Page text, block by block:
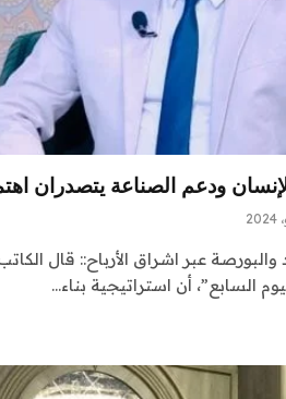
ودعم الصناعة يتصدران
والبورصة عبر اشراق الأرباح:: قال
السابع”، أن استراتيجية بناء…